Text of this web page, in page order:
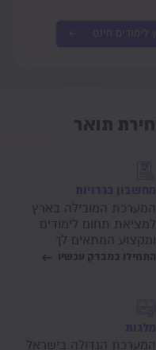
תואר
המערכת המובילה בארץ
למציאת תחום לימודים
ומקצוע המתאים לך
התחילו במבדק עכשיו
המערכת הגדולה בישראל